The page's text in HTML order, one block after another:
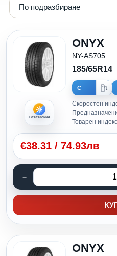
Всесезонни
ONYX
NY-AS705
185/65R14
C
Скоростен
Товарен
€38.31 / 74.93лв
ONYX